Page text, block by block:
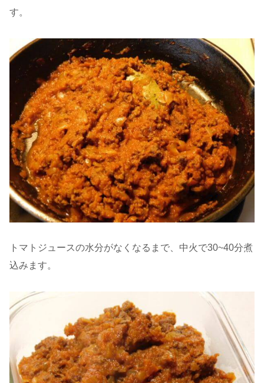
す。
トマトジュースの水分がなくなるまで、中火で30~40分煮
込みます。